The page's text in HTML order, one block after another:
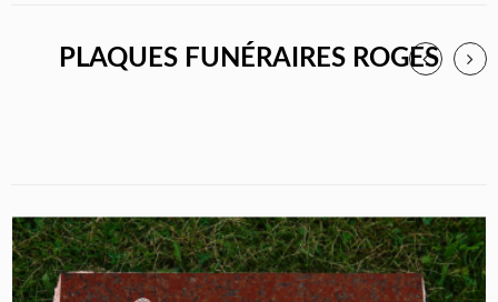
PLAQUES FUNÉRAIRES ROGES